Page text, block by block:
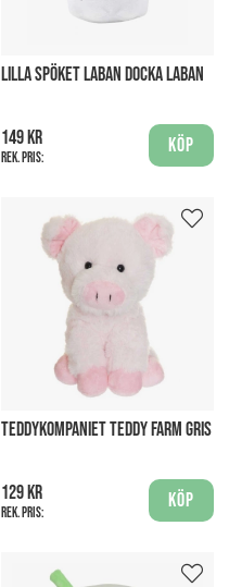
LILLA SPÖKET LABAN DOCKA LABAN
149 kr
Rek. pris:
Köp
TEDDYKOMPANIET TEDDY FARM GRIS
129 kr
Rek. pris:
Köp